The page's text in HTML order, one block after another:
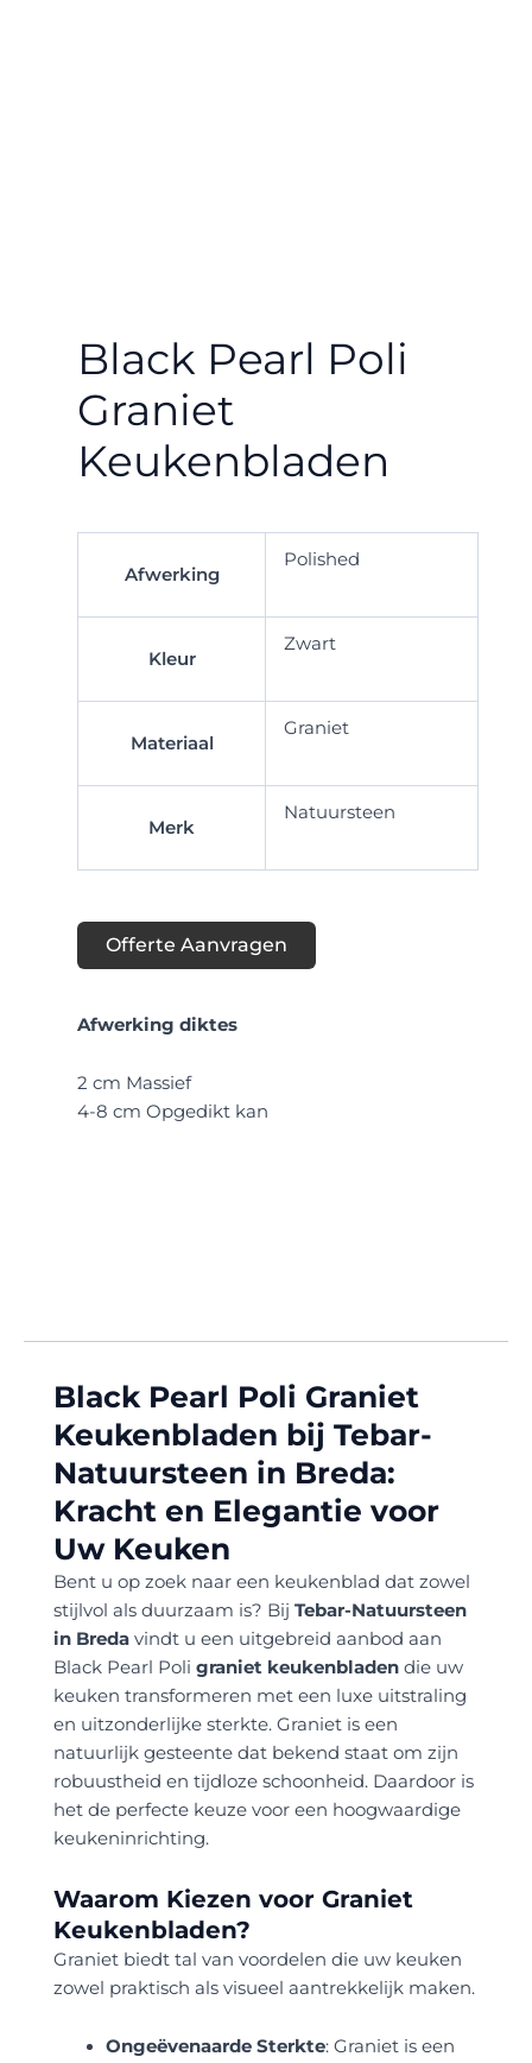
Black Pearl Poli
Graniet
Keukenbladen
Afwerking
Polished
Kleur
Zwart
Materiaal
Graniet
Merk
Natuursteen
Offerte Aanvragen
Afwerking diktes
2 cm Massief
4-8 cm Opgedikt kan
Black Pearl Poli Graniet
Keukenbladen bij Tebar-
Natuursteen in Breda:
Kracht en Elegantie voor
Uw Keuken
Bent u op zoek naar een keukenblad dat zowel
stijlvol als duurzaam is? Bij Tebar-Natuursteen
in Breda vindt u een uitgebreid aanbod aan
Black Pearl Poli graniet keukenbladen die uw
keuken transformeren met een luxe uitstraling
en uitzonderlijke sterkte. Graniet is een
natuurlijk gesteente dat bekend staat om zijn
robuustheid en tijdloze schoonheid. Daardoor is
het de perfecte keuze voor een hoogwaardige
keukeninrichting.
Waarom Kiezen voor Graniet
Keukenbladen?
Graniet biedt tal van voordelen die uw keuken
zowel praktisch als visueel aantrekkelijk maken.
Ongeëvenaarde Sterkte: Graniet is een